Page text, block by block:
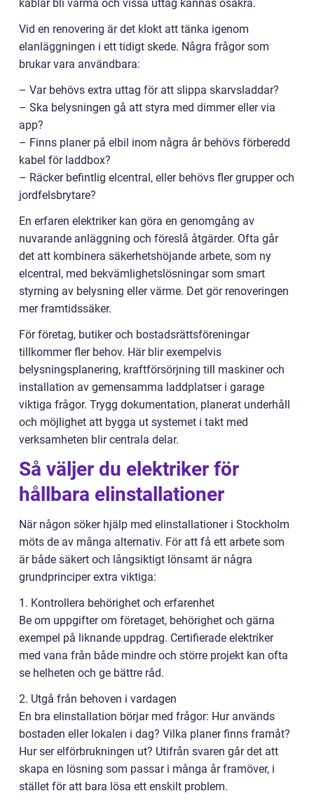
kablar bli varma och vissa uttag kännas osäkra.
Vid en renovering är det klokt att tänka igenom
elanläggningen i ett tidigt skede. Några frågor som
brukar vara användbara:
– Var behövs extra uttag för att slippa skarvsladdar?
– Ska belysningen gå att styra med dimmer eller via
app?
– Finns planer på elbil inom några år behövs förberedd
kabel för laddbox?
– Räcker befintlig elcentral, eller behövs fler grupper och
jordfelsbrytare?
En erfaren elektriker kan göra en genomgång av
nuvarande anläggning och föreslå åtgärder. Ofta går
det att kombinera säkerhetshöjande arbete, som ny
elcentral, med bekvämlighetslösningar som smart
styrning av belysning eller värme. Det gör renoveringen
mer framtidssäker.
För företag, butiker och bostadsrättsföreningar
tillkommer fler behov. Här blir exempelvis
belysningsplanering, kraftförsörjning till maskiner och
installation av gemensamma laddplatser i garage
viktiga frågor. Trygg dokumentation, planerat underhåll
och möjlighet att bygga ut systemet i takt med
verksamheten blir centrala delar.
Så väljer du elektriker för
hållbara elinstallationer
När någon söker hjälp med elinstallationer i Stockholm
möts de av många alternativ. För att få ett arbete som
är både säkert och långsiktigt lönsamt är några
grundprinciper extra viktiga:
1. Kontrollera behörighet och erfarenhet
Be om uppgifter om företaget, behörighet och gärna
exempel på liknande uppdrag. Certifierade elektriker
med vana från både mindre och större projekt kan ofta
se helheten och ge bättre råd.
2. Utgå från behoven i vardagen
En bra elinstallation börjar med frågor: Hur används
bostaden eller lokalen i dag? Vilka planer finns framåt?
Hur ser elförbrukningen ut? Utifrån svaren går det att
skapa en lösning som passar i många år framöver, i
stället för att bara lösa ett enskilt problem.